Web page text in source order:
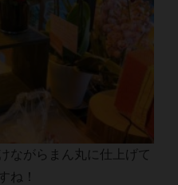
ながらまん丸に仕上げて
ね！